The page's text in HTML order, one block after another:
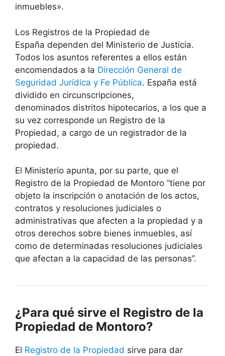
inmuebles».
Los Registros de la Propiedad de
España dependen del Ministerio de Justicia.
Todos los asuntos referentes a ellos están
encomendados a la Dirección General de
Seguridad Jurídica y Fe Pública. España está
dividido en circunscripciones,
denominados distritos hipotecarios, a los que a
su vez corresponde un Registro de la
Propiedad, a cargo de un registrador de la
propiedad.
El Ministerio apunta, por su parte, que el
Registro de la Propiedad de Montoro “tiene por
objeto la inscripción o anotación de los actos,
contratos y resoluciones judiciales o
administrativas que afecten a la propiedad y a
otros derechos sobre bienes inmuebles, así
como de determinadas resoluciones judiciales
que afectan a la capacidad de las personas”.
¿Para qué sirve el Registro de la
Propiedad de Montoro?
El Registro de la Propiedad sirve para dar